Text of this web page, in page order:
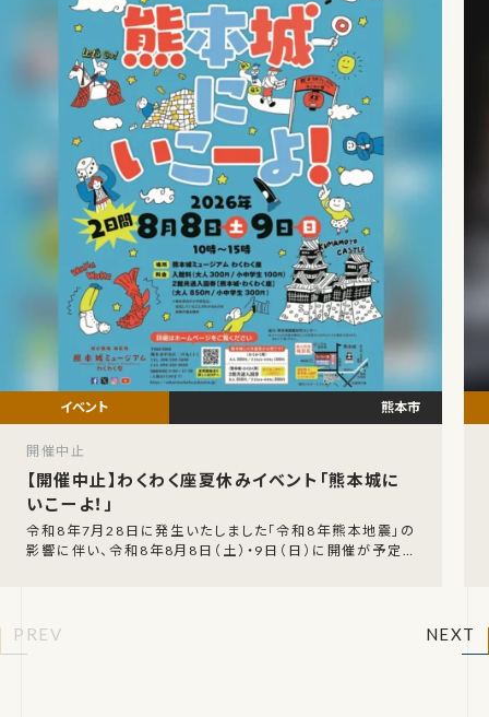
【開催中止】わくわく座夏休みイベント「熊本城に
いこーよ！」
令和8年7月28日に発生いたしました「令和8年熊本地震」の
影響に伴い、令和8年8月8日（土）・9日（日）に開催が予定さ
熊本市
開催中止
PREV NEXT